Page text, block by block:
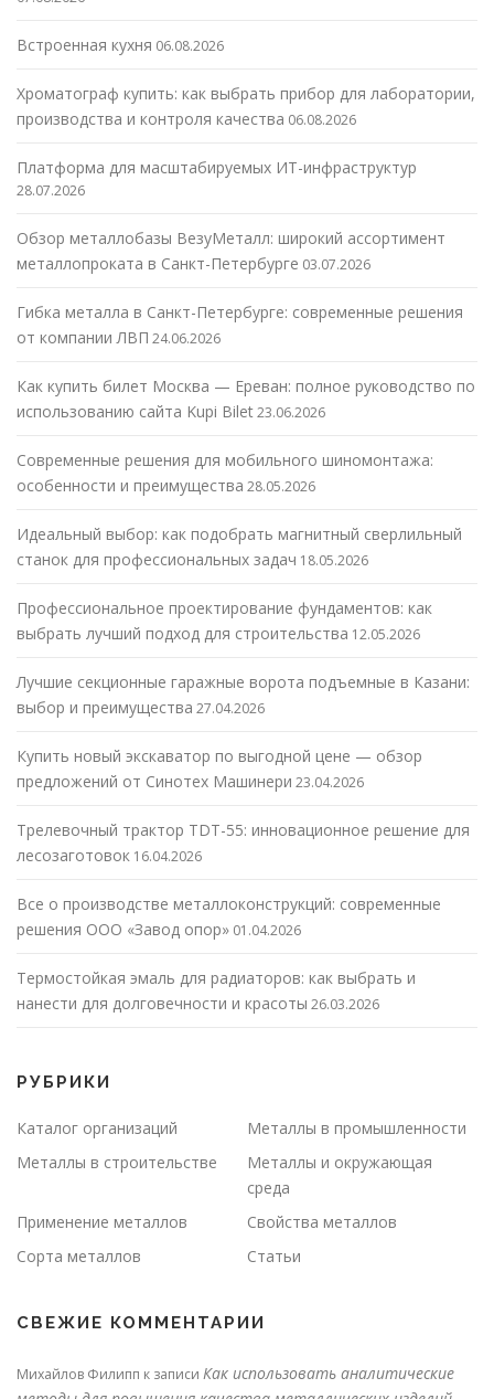
Встроенная кухня 06.08.2026
Хроматограф купить: как выбрать прибор для лаборатории,
производства и контроля качества 06.08.2026
Платформа для масштабируемых ИТ-инфраструктур
28.07.2026
Обзор металлобазы ВезуМеталл: широкий ассортимент
металлопроката в Санкт-Петербурге 03.07.2026
Гибка металла в Санкт-Петербурге: современные решения
от компании ЛВП 24.06.2026
Как купить билет Москва — Ереван: полное руководство по
использованию сайта Kupi Bilet23.06.2026
Современные решения для мобильного шиномонтажа:
особенности и преимущества 28.05.2026
Идеальный выбор: как подобрать магнитный сверлильный
станок для профессиональных задач 18.05.2026
Профессиональное проектирование фундаментов: как
выбрать лучший подход для строительства 12.05.2026
Лучшие секционные гаражные ворота подъемные в Казани:
выбор и преимущества 27.04.2026
Купить новый экскаватор по выгодной цене — обзор
предложений от Синотех Машинери 23.04.2026
Трелевочный трактор TDT-55: инновационное решение для
лесозаготовок 16.04.2026
Все о производстве металлоконструкций: современные
решения ООО «Завод опор» 01.04.2026
Термостойкая эмаль для радиаторов: как выбрать и
нанести для долговечности и красоты 26.03.2026
РУБРИКИ
Каталог организаций
Металлы в промышленности
Металлы в строительстве
Металлы и окружающая
среда
Применение металлов
Свойства металлов
Сорта металлов
Статьи
СВЕЖИЕ КОММЕНТАРИИ
Михайлов Филипп к записи Как использовать аналитические